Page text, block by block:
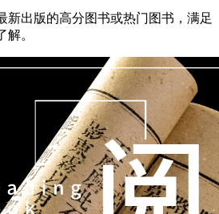
新出版的高分图书或热门图书，满足
。